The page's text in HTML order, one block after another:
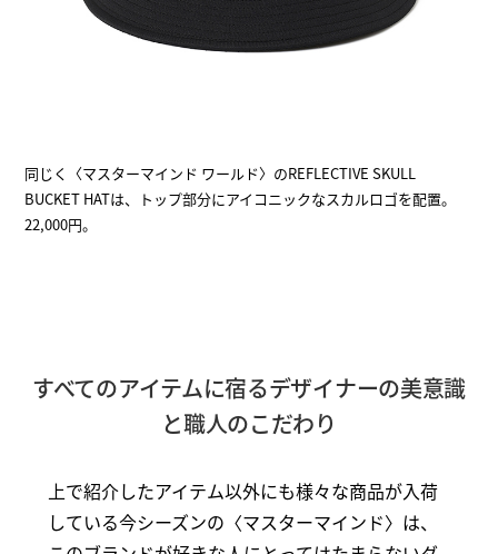
同じく〈マスターマインド ワールド〉のREFLECTIVE SKULL
BUCKET HATは、トップ部分にアイコニックなスカルロゴを配置。
22,000円。
すべてのアイテムに宿るデザイナーの美意識
と職人のこだわり
上で紹介したアイテム以外にも様々な商品が入荷
している今シーズンの〈マスターマインド〉は、